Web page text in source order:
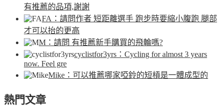
有推薦的品項,謝謝
FA ：請問作者 短距離選手 跑步時要縮小腹跑 腿部
才可以抬的更高
M ：請問 有推薦新手購買的飛輪嗎?
cyclistfor3yrs ：Cycling for almost 3 years
now. Feel gre
Mike ：可以推薦哪家啞鈴的短槓是一體成型的
熱門文章